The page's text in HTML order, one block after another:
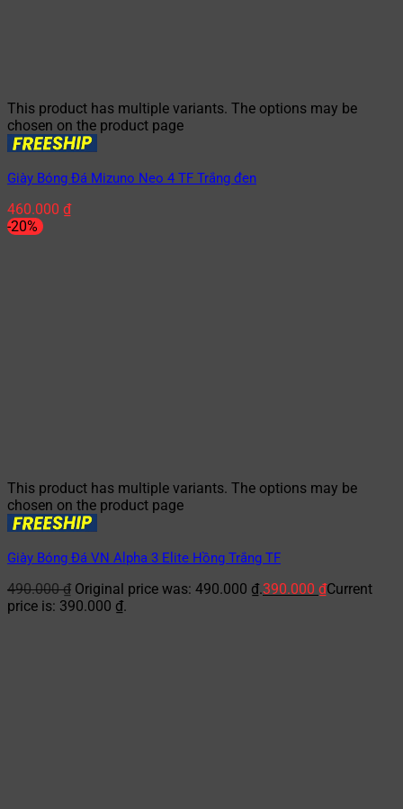
This product has multiple variants. The options may be
chosen on the product page
Giày Bóng Đá Mizuno Neo 4 TF Trắng đen
460.000 ₫
-20%
This product has multiple variants. The options may be
chosen on the product page
Giày Bóng Đá VN Alpha 3 Elite Hồng Trắng TF
490.000₫ Original price was: 490.000 ₫.390.000 ₫Current
price is: 390.000 ₫.